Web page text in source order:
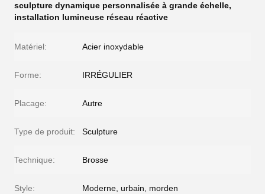
sculpture dynamique personnalisée à grande échelle,
installation lumineuse réseau réactive
Matériel: Acier inoxydable
Forme: IRRÉGULIER
Placage: Autre
Type de produit: Sculpture
Technique: Brosse
Style: Moderne, urbain, morden